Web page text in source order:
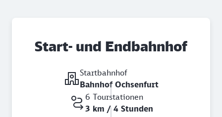
Start- und Endbahnhof
Startbahnhof
Bahnhof Ochsenfurt
6 Tourstationen
3 km / 4 Stunden